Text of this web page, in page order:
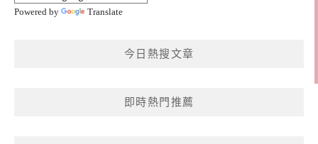
Powered by Translate
今日熱搜文章
即時熱門推薦